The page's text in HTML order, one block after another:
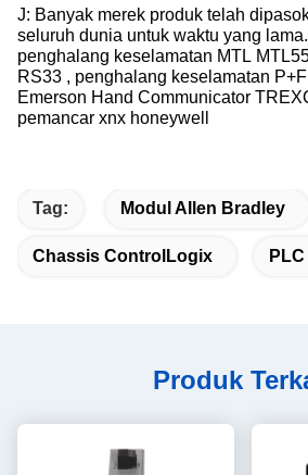
J: Banyak merek produk telah
seluruh dunia untuk waktu yang
penghalang keselamatan MTL
RS33 , penghalang keselamatan
Emerson Hand Communicator
pemancar xnx honeywell
Tag: Modul Allen Bradley
Chassis ControlLogix
Produk